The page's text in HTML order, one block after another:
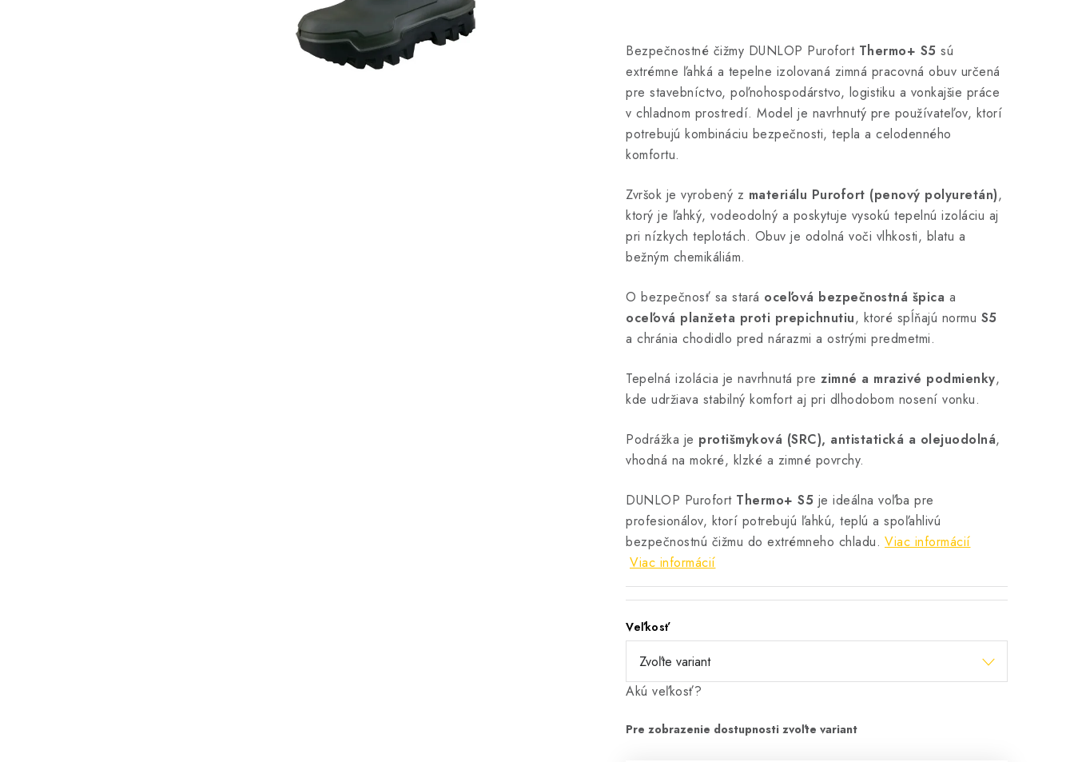
Bezpečnostné čižmy DUNLOP Purofort Thermo+ S5 sú
extrémne ľahká a tepelne izolovaná zimná pracovná obuv určená
pre stavebníctvo, poľnohospodárstvo, logistiku a vonkajšie práce
v chladnom prostredí. Model je navrhnutý pre používateľov, ktorí
potrebujú kombináciu bezpečnosti, tepla a celodenného
komfortu.
Zvršok je vyrobený z materiálu Purofort (penový polyuretán),
ktorý je ľahký, vodeodolný a poskytuje vysokú tepelnú izoláciu aj
pri nízkych teplotách. Obuv je odolná voči vlhkosti, blatu a
bežným chemikáliám.
O bezpečnosť sa stará oceľová bezpečnostná špica a
oceľová planžeta proti prepichnutiu, ktoré spĺňajú normu S5
a chránia chodidlo pred nárazmi a ostrými predmetmi.
Tepelná izolácia je navrhnutá pre zimné a mrazivé podmienky,
kde udržiava stabilný komfort aj pri dlhodobom nosení vonku.
Podrážka je protišmyková (SRC), antistatická a olejuodolná,
vhodná na mokré, klzké a zimné povrchy.
DUNLOP Purofort Thermo+ S5 je ideálna voľba pre
profesionálov, ktorí potrebujú ľahkú, teplú a spoľahlivú
bezpečnostnú čižmu do extrémneho chladu. Viac informácií
Viac informácií
Veľkosť
Akú veľkosť?